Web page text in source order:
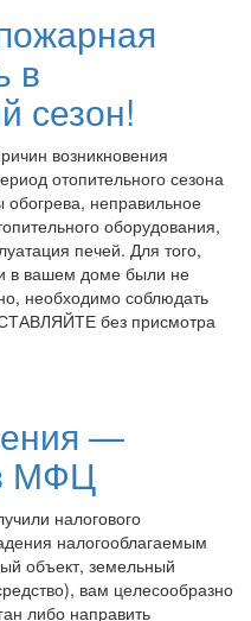
в
сезон!
возникновения
отопительного сезона
неправильное
оборудования,
печей. Для того,
в вашем доме были не
необходимо соблюдать
без присмотра
—
МФЦ
налогового
налогооблагаемым
объект, земельный
вам целесообразно
либо направить